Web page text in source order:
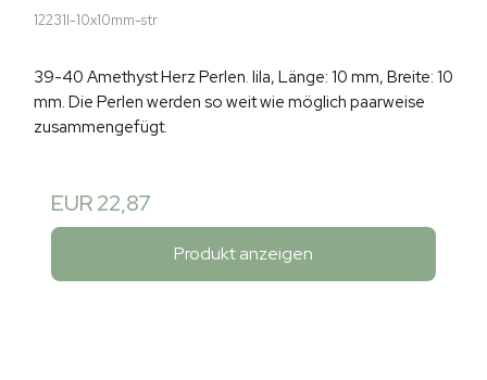
12231I-10x10mm-str
39-40 Amethyst Herz Perlen. lila, Länge: 10 mm, Breite: 10
mm. Die Perlen werden so weit wie möglich paarweise
zusammengefügt.
EUR 22,87
Produkt anzeigen